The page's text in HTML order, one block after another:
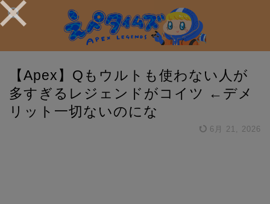
【Apex】Qもウルトも使わない人が
多すぎるレジェンドがコイツ ←デメ
リット一切ないのにな
6月 21, 2026